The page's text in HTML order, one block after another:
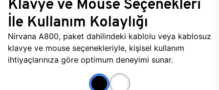
Klavye ve Mouse Seçenekleri
İle Kullanım Kolaylığı
Nirvana A800, paket dahilindeki kablolu veya kablosuz
klavye ve mouse seçenekleriyle, kişisel kullanım
ihtiyaçlarınıza göre optimum deneyimi sunar.